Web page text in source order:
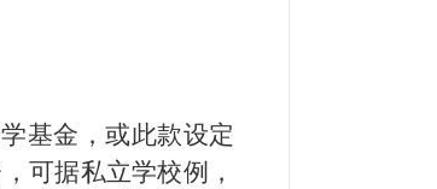
基金，或此款设定
可据私立学校例，